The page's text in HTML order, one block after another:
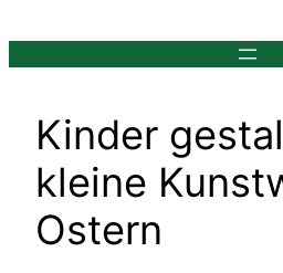
Kinder
kleine
Ostern